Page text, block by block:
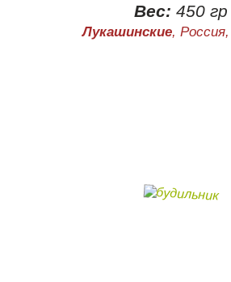
Вес: 450 гр
Лукашинские,